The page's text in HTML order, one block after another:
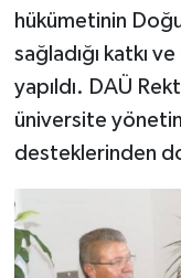
hükümetinin
sağladığı katkı
yapıldı. DAÜ
üniversite
desteklerinden